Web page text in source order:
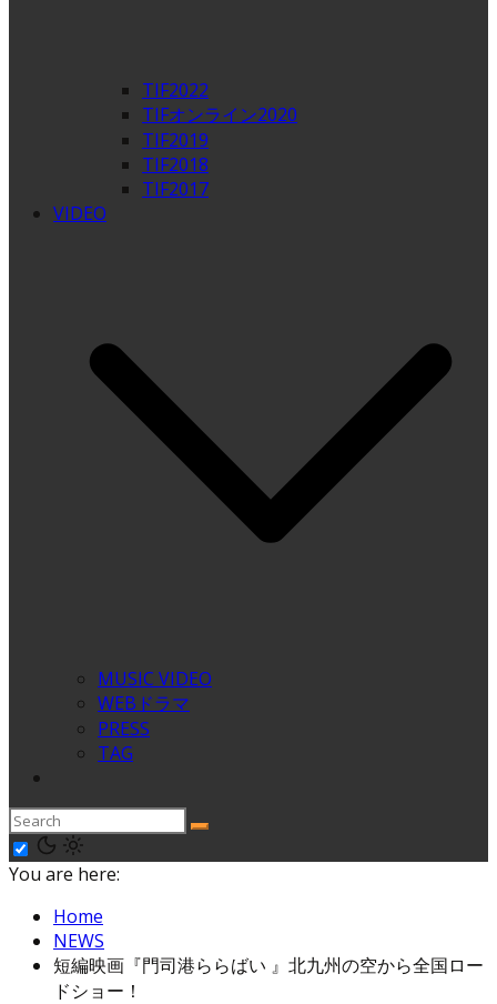
TIF2022
TIFオンライン2020
TIF2019
TIF2018
TIF2017
VIDEO
MUSIC VIDEO
WEBドラマ
PRESS
TAG
You are here:
Home
NEWS
短編映画『門司港ららばい 』北九州の空から全国ロー
ドショー！